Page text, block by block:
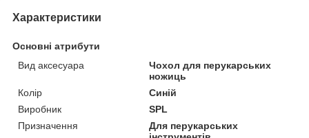
Характеристики
Основні атрибути
Вид аксесуара
Чохол для перукарських
ножиць
Колір
Синій
Виробник
SPL
Призначення
Для перукарських